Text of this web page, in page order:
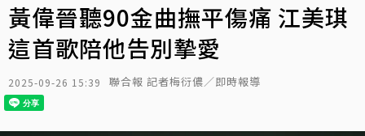
黃偉晉聽90金曲撫平傷痛 江美琪
這首歌陪他告別摯愛
2025-09-26 15:39 聯合報 記者梅衍儂／即時報導